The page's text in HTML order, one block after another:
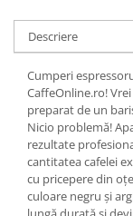
Descriere
Cumperi
CaffeOnline.ro!
preparat de un
Nicio problemă!
rezultate
cantitatea cafelei
cu pricepere din
culoare negru și